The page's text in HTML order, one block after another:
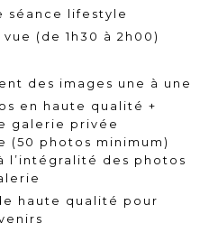
séance lifestyle
(de 1h30 à 2h00)
des images une à une
en haute qualité +
galerie privée
(50 photos minimum)
l’intégralité des photos
haute qualité pour